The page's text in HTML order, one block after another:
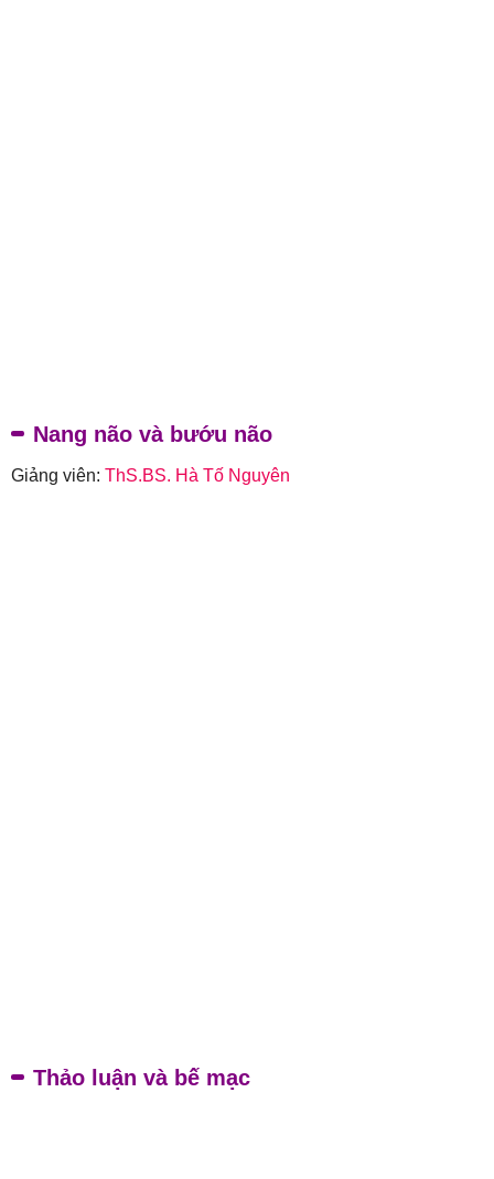
Nang não và bướu não
Giảng viên: ThS.BS. Hà Tố Nguyên
Thảo luận và bế mạc